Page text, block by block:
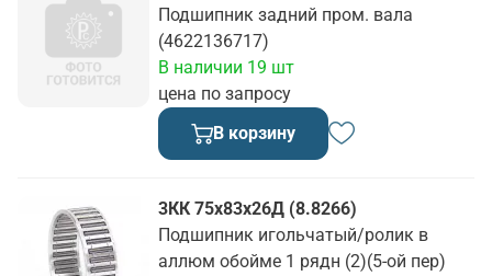
Подшипник задний пром. вала
(4622136717)
цена по запросу
В наличии 19 шт
В корзину
3КК 75х83х26Д (8.8266)
Подшипник игольчатый/ролик в
аллюм обойме 1 рядн (2)(5-ой пер)